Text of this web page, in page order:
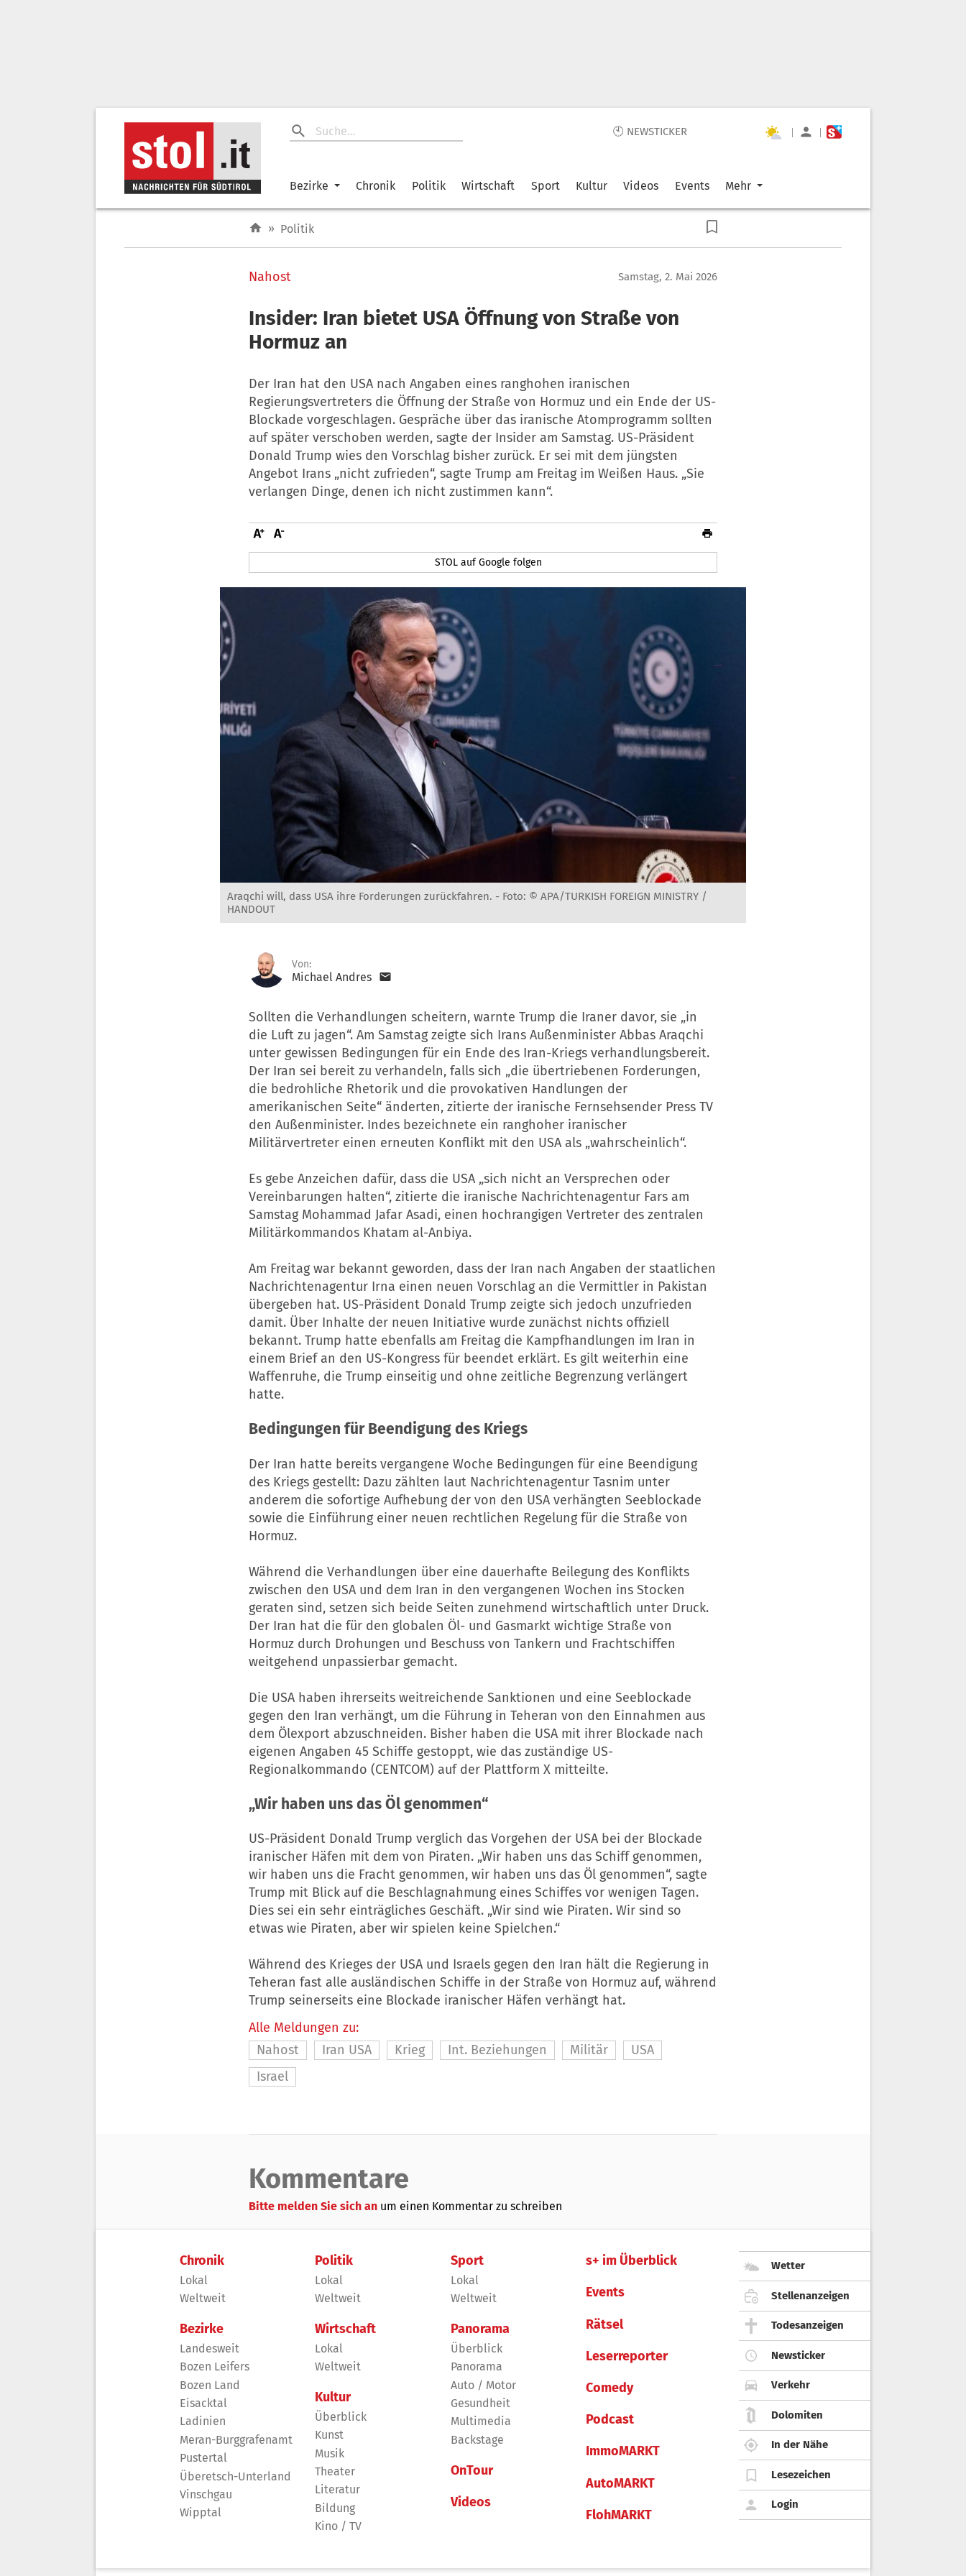
🕙 NEWSTICKER | |
Bezirke Chronik Politik Wirtschaft Sport Kultur Videos Events Mehr
» Politik
Nahost Samstag, 2. Mai 2026
Insider: Iran bietet USA Öffnung von Straße von
Hormuz an
Der Iran hat den USA nach Angaben eines ranghohen iranischen
Regierungsvertreters die Öffnung der Straße von Hormuz und ein Ende der US-
Blockade vorgeschlagen. Gespräche über das iranische Atomprogramm sollten
auf später verschoben werden, sagte der Insider am Samstag. US-Präsident
Donald Trump wies den Vorschlag bisher zurück. Er sei mit dem jüngsten
Angebot Irans „nicht zufrieden“, sagte Trump am Freitag im Weißen Haus. „Sie
verlangen Dinge, denen ich nicht zustimmen kann“.
STOL auf Google folgen
Araqchi will, dass USA ihre Forderungen zurückfahren. - Foto: © APA/TURKISH FOREIGN MINISTRY /
HANDOUT
Von:
Michael Andres
Sollten die Verhandlungen scheitern, warnte Trump die Iraner davor, sie „in
die Luft zu jagen“. Am Samstag zeigte sich Irans Außenminister Abbas Araqchi
unter gewissen Bedingungen für ein Ende des Iran-Kriegs verhandlungsbereit.
Der Iran sei bereit zu verhandeln, falls sich „die übertriebenen Forderungen,
die bedrohliche Rhetorik und die provokativen Handlungen der
amerikanischen Seite“ änderten, zitierte der iranische Fernsehsender Press TV
den Außenminister. Indes bezeichnete ein ranghoher iranischer
Militärvertreter einen erneuten Konflikt mit den USA als „wahrscheinlich“.
Es gebe Anzeichen dafür, dass die USA „sich nicht an Versprechen oder
Vereinbarungen halten“, zitierte die iranische Nachrichtenagentur Fars am
Samstag Mohammad Jafar Asadi, einen hochrangigen Vertreter des zentralen
Militärkommandos Khatam al-Anbiya.
Am Freitag war bekannt geworden, dass der Iran nach Angaben der staatlichen
Nachrichtenagentur Irna einen neuen Vorschlag an die Vermittler in Pakistan
übergeben hat. US-Präsident Donald Trump zeigte sich jedoch unzufrieden
damit. Über Inhalte der neuen Initiative wurde zunächst nichts offiziell
bekannt. Trump hatte ebenfalls am Freitag die Kampfhandlungen im Iran in
einem Brief an den US-Kongress für beendet erklärt. Es gilt weiterhin eine
Waffenruhe, die Trump einseitig und ohne zeitliche Begrenzung verlängert
hatte.
Bedingungen für Beendigung des Kriegs
Der Iran hatte bereits vergangene Woche Bedingungen für eine Beendigung
des Kriegs gestellt: Dazu zählten laut Nachrichtenagentur Tasnim unter
anderem die sofortige Aufhebung der von den USA verhängten Seeblockade
sowie die Einführung einer neuen rechtlichen Regelung für die Straße von
Hormuz.
Während die Verhandlungen über eine dauerhafte Beilegung des Konflikts
zwischen den USA und dem Iran in den vergangenen Wochen ins Stocken
geraten sind, setzen sich beide Seiten zunehmend wirtschaftlich unter Druck.
Der Iran hat die für den globalen Öl- und Gasmarkt wichtige Straße von
Hormuz durch Drohungen und Beschuss von Tankern und Frachtschiffen
weitgehend unpassierbar gemacht.
Die USA haben ihrerseits weitreichende Sanktionen und eine Seeblockade
gegen den Iran verhängt, um die Führung in Teheran von den Einnahmen aus
dem Ölexport abzuschneiden. Bisher haben die USA mit ihrer Blockade nach
eigenen Angaben 45 Schiffe gestoppt, wie das zuständige US-
Regionalkommando (CENTCOM) auf der Plattform X mitteilte.
„Wir haben uns das Öl genommen“
US-Präsident Donald Trump verglich das Vorgehen der USA bei der Blockade
iranischer Häfen mit dem von Piraten. „Wir haben uns das Schiff genommen,
wir haben uns die Fracht genommen, wir haben uns das Öl genommen“, sagte
Trump mit Blick auf die Beschlagnahmung eines Schiffes vor wenigen Tagen.
Dies sei ein sehr einträgliches Geschäft. „Wir sind wie Piraten. Wir sind so
etwas wie Piraten, aber wir spielen keine Spielchen.“
Während des Krieges der USA und Israels gegen den Iran hält die Regierung in
Teheran fast alle ausländischen Schiffe in der Straße von Hormuz auf, während
Trump seinerseits eine Blockade iranischer Häfen verhängt hat.
Alle Meldungen zu:
Nahost
Iran USA Krieg Int. Beziehungen Militär
USA
Israel
Kommentare
Bitte melden Sie sich an um einen Kommentar zu schreiben
Chronik
Lokal
Weltweit
Bezirke
Landesweit
Bozen Leifers
Bozen Land
Eisacktal
Ladinien
Meran-Burggrafenamt
Pustertal
Überetsch-Unterland
Vinschgau
Wipptal
Politik
Lokal
Weltweit
Wirtschaft
Lokal
Weltweit
Kultur
Überblick
Kunst
Musik
Theater
Literatur
Bildung
Kino / TV
Sport
Lokal
Weltweit
Panorama
Überblick
Panorama
Auto / Motor
Gesundheit
Multimedia
Backstage
OnTour
Videos
s+ im Überblick
Events
Rätsel
Leserreporter
Comedy
Podcast
ImmoMARKT
AutoMARKT
FlohMARKT
Wetter
Stellenanzeigen
Todesanzeigen
Newsticker
Verkehr
Dolomiten
In der Nähe
Lesezeichen
Login